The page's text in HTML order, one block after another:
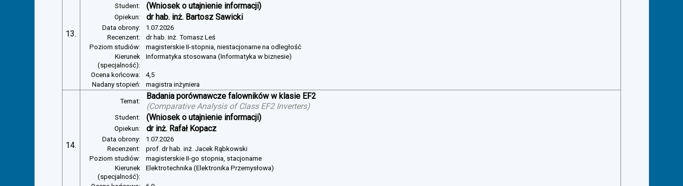
13.
Student: (Wniosek o utajnienie informacji)
Opiekun: dr hab. inż. Bartosz Sawicki
Data obrony:
1.07.2026
Recenzent:
dr hab. inż. Tomasz Leś
Poziom studiów:
magisterskie II-stopnia, niestacjonarne na odległość
Kierunek
(specjalność):
Informatyka stosowana (Informatyka w biznesie)
Ocena końcowa:
4,5
Nadany stopień:
magistra inżyniera
14.
Temat:
Badania porównawcze falowników w klasie EF2
(Comparative Analysis of Class EF2 Inverters)
Student: (Wniosek o utajnienie informacji)
Opiekun: dr inż. Rafał Kopacz
Data obrony:
1.07.2026
Recenzent:
prof. dr hab. inż. Jacek Rąbkowski
Poziom studiów:
magisterskie II-go stopnia, stacjonarne
Kierunek
(specjalność):
Elektrotechnika (Elektronika Przemysłowa)